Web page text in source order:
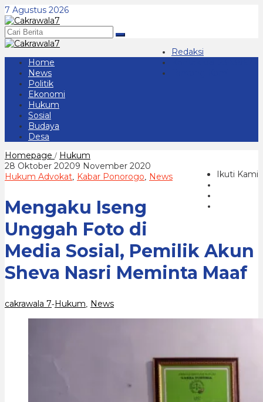
Lewati
ke
konten
7 Agustus 2026
Redaksi
Home
News
Politik
Ekonomi
Hukum
Sosial
Budaya
Desa
Homepage / Hukum
Iseng
Unggah
Foto
Media
Sosial,
Akun
Nasri
Meminta
Maaf
Ikuti Kami
28 Oktober 20209 November 2020
cakrawala
Hukum Advokat, Kabar Ponorogo, News
Mengaku Iseng
Unggah Foto di
Media Sosial, Pemilik Akun
Sheva Nasri Meminta Maaf
cakrawala 7-Hukum News